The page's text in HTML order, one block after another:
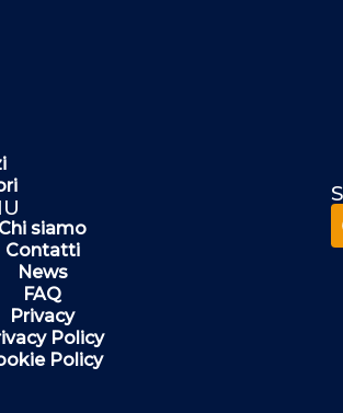
Chi siamo
Contatti
News
FAQ
Privacy
Policy
Policy